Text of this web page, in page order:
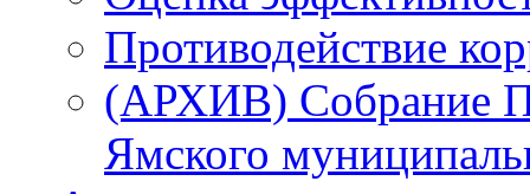
Противодействие
(АРХИВ) Собрание
Ямского